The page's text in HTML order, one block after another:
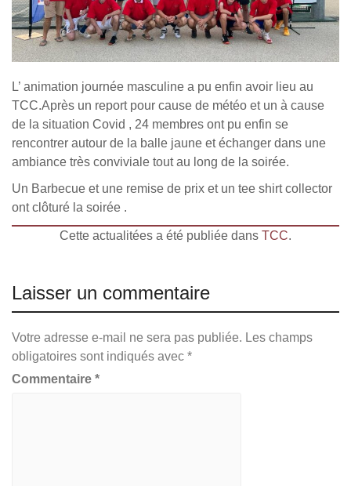
L’ animation journée masculine a pu enfin avoir lieu au
TCC.Après un report pour cause de météo et un à cause
de la situation Covid , 24 membres ont pu enfin se
rencontrer autour de la balle jaune et échanger dans une
ambiance très conviviale tout au long de la soirée.
Un Barbecue et une remise de prix et un tee shirt collector
ont clôturé la soirée .
Cette actualitées a été publiée dans TCC.
Laisser un commentaire
Votre adresse e-mail ne sera pas publiée. Les champs
obligatoires sont indiqués avec *
Commentaire *